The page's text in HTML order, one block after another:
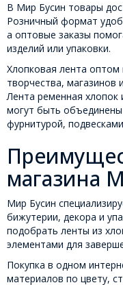
В Мир Бусин товары
Розничный формат
а оптовые заказы
изделий или упаковки.
Хлопковая лента оптом
творчества, магазинов
Лента ременная
могут быть
фурнитурой,
магазина
Мир Бусин
бижутерии, декора и
подобрать ленты из
элементами для
Покупка в одном
материалов по цвету,